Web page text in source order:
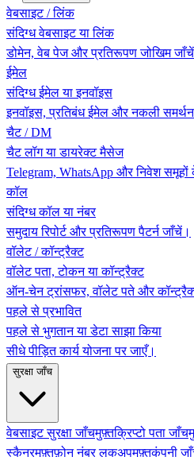
वेबसाइट / लिंक
संदिग्ध वेबसाइट या लिंक
डोमेन, वेब पेज और प्रतिरूपण जोखिम
ईमेल
संदिग्ध ईमेल या इनवॉइस
इनवॉइस, प्रतिबंध ईमेल और नकली
चैट / DM
चैट लॉग या डायरेक्ट मैसेज
Telegram, WhatsApp और निवेश समूहों
कॉल
संदिग्ध कॉल या नंबर
समुदाय रिपोर्ट और प्रतिरूपण पैटर्न जाँचें।
वॉलेट / कॉन्ट्रैक्ट
वॉलेट पता, टोकन या कॉन्ट्रैक्ट
ऑन-चेन ट्रांसफर, वॉलेट पते और
पहले से प्रभावित
पहले से भुगतान या डेटा साझा किया
सीधे पीड़ित कार्य योजना पर जाएँ।
सुरक्षा जाँच
वेबसाइट सुरक्षा जाँचमुफ़्तक्रिप्टो पता जाँच
स्कैनरमुफ़्तफ़ोन नंबर लुकअपमुफ़्तकंपनी